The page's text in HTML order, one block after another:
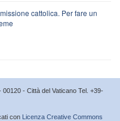
cattolica. Per fare un
- Città del Vaticano Tel. +39-
con Licenza Creative Commons